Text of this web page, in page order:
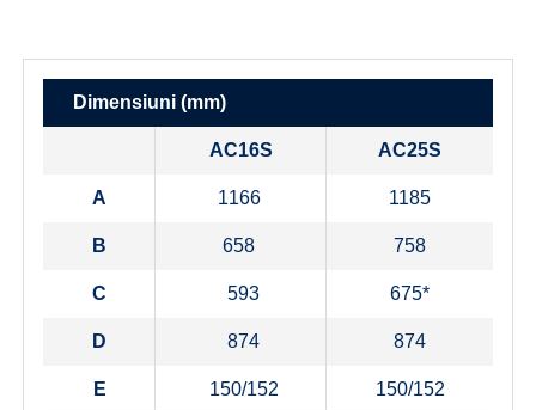
Dimensiuni (mm)
AC16S AC25S
A 1166 1185
B 658 758
C 593 675*
D 874 874
E 150/152 150/152